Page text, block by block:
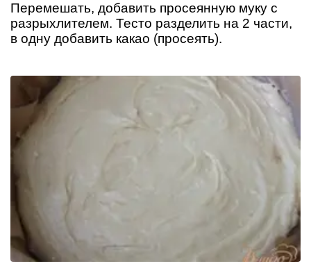
Перемешать, добавить просеянную муку с
разрыхлителем. Тесто разделить на 2 части,
в одну добавить какао (просеять).